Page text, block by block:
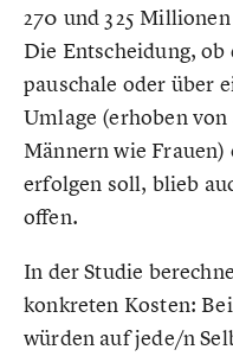
270 und 325
Die Entscheidung,
pauschale oder über
Umlage (erhoben
Männern wie
erfolgen soll, blieb
offen.
In der Studie
konkreten Kosten:
würden auf jede/n